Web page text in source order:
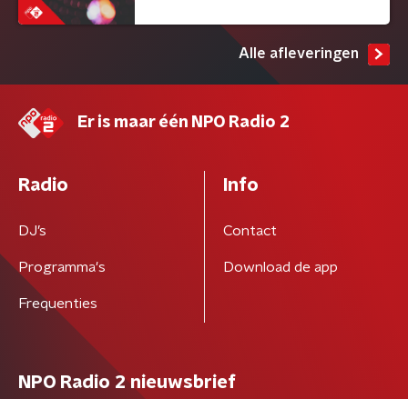
Alle afleveringen
Er is maar één NPO Radio 2
Radio
DJ’s
Programma's
Frequenties
Info
Contact
Download de app
NPO Radio 2 nieuwsbrief